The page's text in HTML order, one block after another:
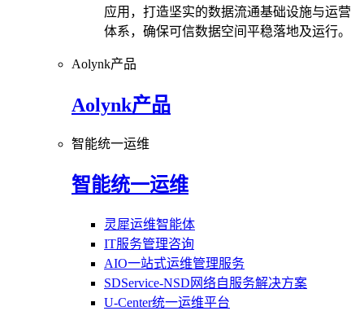
应用，打造坚实的数据流通基础设施与运营
体系，确保可信数据空间平稳落地及运行。
Aolynk产品
Aolynk产品
智能统一运维
智能统一运维
灵犀运维智能体
IT服务管理咨询
AIO一站式运维管理服务
SDService-NSD网络自服务解决方案
U-Center统一运维平台